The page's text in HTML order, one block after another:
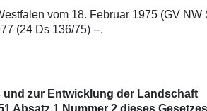
vom 18. Februar 1975 (GV NW
(24 Ds 136/75) --.
und zur Entwicklung der Landschaft
Absatz 1 Nummer 2 dieses